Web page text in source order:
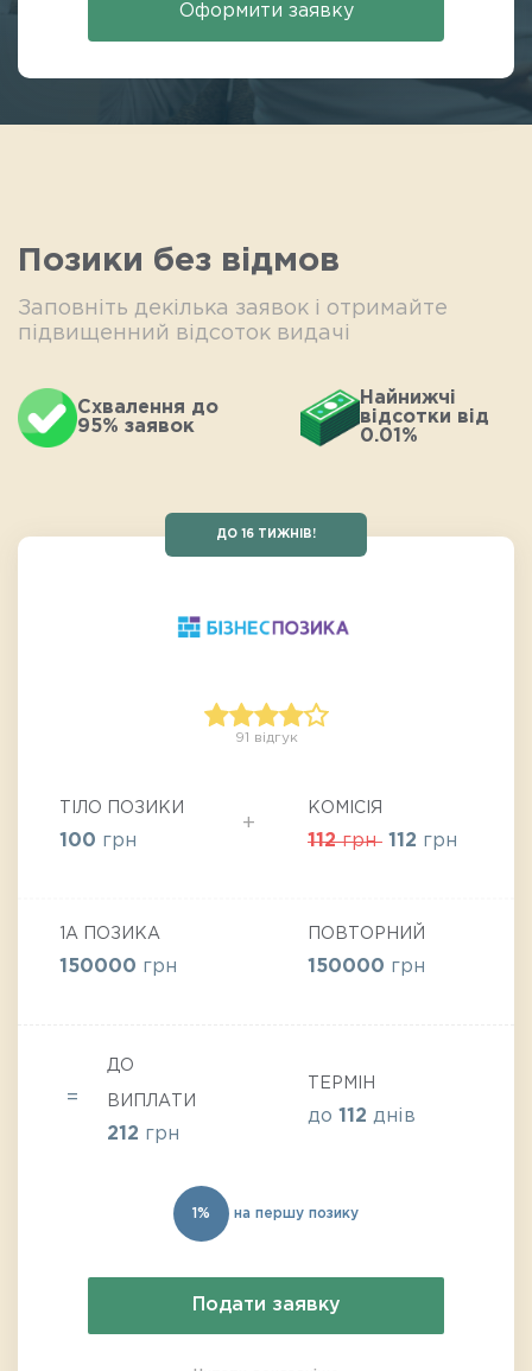
Оформити заявку
Позики без відмов
Заповніть декілька заявок і отримайте
підвищенний відсоток видачі
Схвалення до
95% заявок
Найнижчі
відсотки від
0.01%
ДО 16 ТИЖНІВ!
91 відгук
ТІЛО ПОЗИКИ
100 грн
КОМІСІЯ
112грн 112 грн
ДО
ВИПЛАТИ
212 грн
1А ПОЗИКА
150000 грн
ПОВТОРНИЙ
150000 грн
ТЕРМІН
до 112 днів
1% на першу позику
Подати заявку